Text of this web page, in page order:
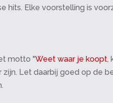
hits. Elke voorstelling is
motto "Weet waar je koopt,
Let daarbij goed op de